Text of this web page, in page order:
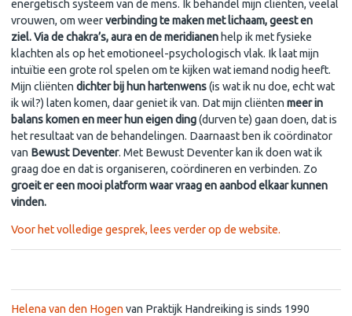
energetisch systeem van de mens. Ik behandel mijn cliënten, veelal
vrouwen, om weerverbinding te maken met lichaam, geest en
ziel. Via de chakra’s, aura en de meridianen help ik met fysieke
klachten als op het emotioneel-psychologisch vlak. Ik laat mijn
intuïtie een grote rol spelen om te kijken wat iemand nodig heeft.
Mijn cliënten dichter bij hun hartenwens(is wat ik nu doe, echt wat
ik wil?) laten komen, daar geniet ik van. Dat mijn cliënten meer in
balans komen en meer hun eigen ding(durven te) gaan doen, dat is
het resultaat van de behandelingen. Daarnaast ben ik coördinator
van Bewust Deventer. Met Bewust Deventer kan ik doen wat ik
graag doe en dat is organiseren, coördineren en verbinden. Zo
groeit er een mooi platform waar vraag en aanbod elkaar kunnen
vinden.
Voor het volledige gesprek, lees verder op de website.
Helena van den Hogen van Praktijk Handreiking is sinds 1990